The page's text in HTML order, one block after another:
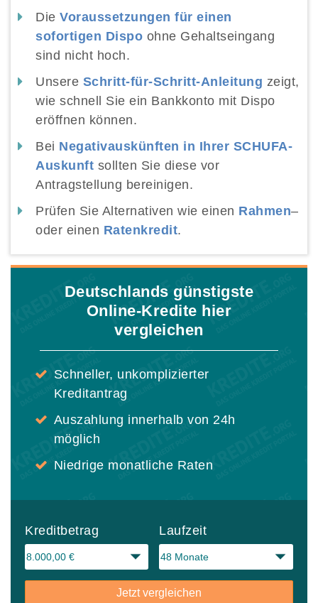
Die Voraussetzungen für einen
sofortigen Dispo ohne Gehaltseingang
sind nicht hoch.
Unsere Schritt-für-Schritt-Anleitung zeigt,
wie schnell Sie ein Bankkonto mit Dispo
eröffnen können.
Bei Negativauskünften in Ihrer SCHUFA-
Auskunft sollten Sie diese vor
Antragstellung bereinigen.
Prüfen Sie Alternativen wie einen Rahmen–
oder einen Ratenkredit.
Deutschlands günstigste
Online-Kredite hier
vergleichen
Schneller, unkomplizierter
Kreditantrag
Auszahlung innerhalb von 24h
möglich
Niedrige monatliche Raten
Kreditbetrag Laufzeit
Jetzt vergleichen